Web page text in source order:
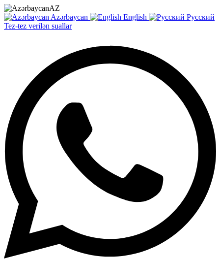
AZ
Azərbaycan
English
Русский
Tez-tez verilən suallar